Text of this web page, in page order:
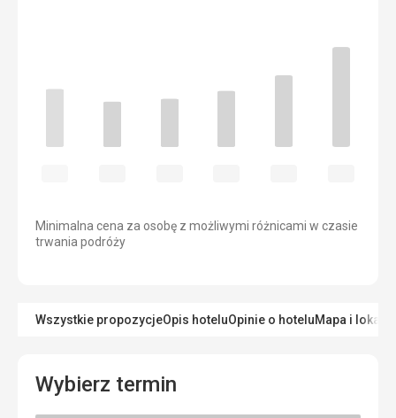
Minimalna cena za osobę z możliwymi różnicami w czasie
trwania podróży
Wszystkie propozycjeOpis hoteluOpinie o hoteluMapa i
Wybierz termin